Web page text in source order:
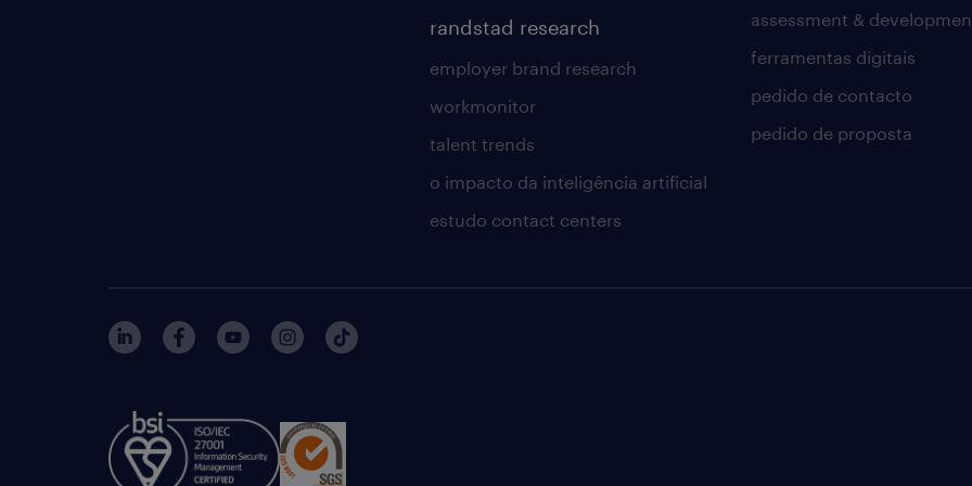
randstad research
employer brand research
workmonitor
talent trends
o impacto da inteligência artificial
estudo contact centers
assessment &
ferramentas digitais
pedido de contacto
pedido de proposta